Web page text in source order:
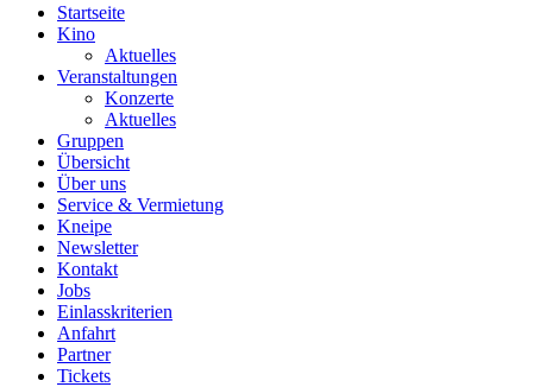
Startseite
Kino
Aktuelles
Veranstaltungen
Konzerte
Aktuelles
Gruppen
Übersicht
Über uns
Service & Vermietung
Kneipe
Newsletter
Kontakt
Jobs
Einlasskriterien
Anfahrt
Partner
Tickets